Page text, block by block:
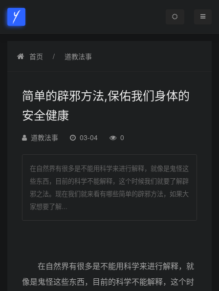
首页 道教法事
简单的辟邪方法,保佑我们身体的
安全健康
道教法事 03-04 0
在自然界有很多是不能用科学来进行解释，就像是鬼怪这
些东西，目前的科学不能解释，这个时候我们就要了解辟
邪之法。现在我们就来看有哪些简单的辟邪方法，如果大
家想要了解...
在自然界有很多是不能用科学来进行解释，就
像是鬼怪这些东西，目前的科学不能解释，这个时